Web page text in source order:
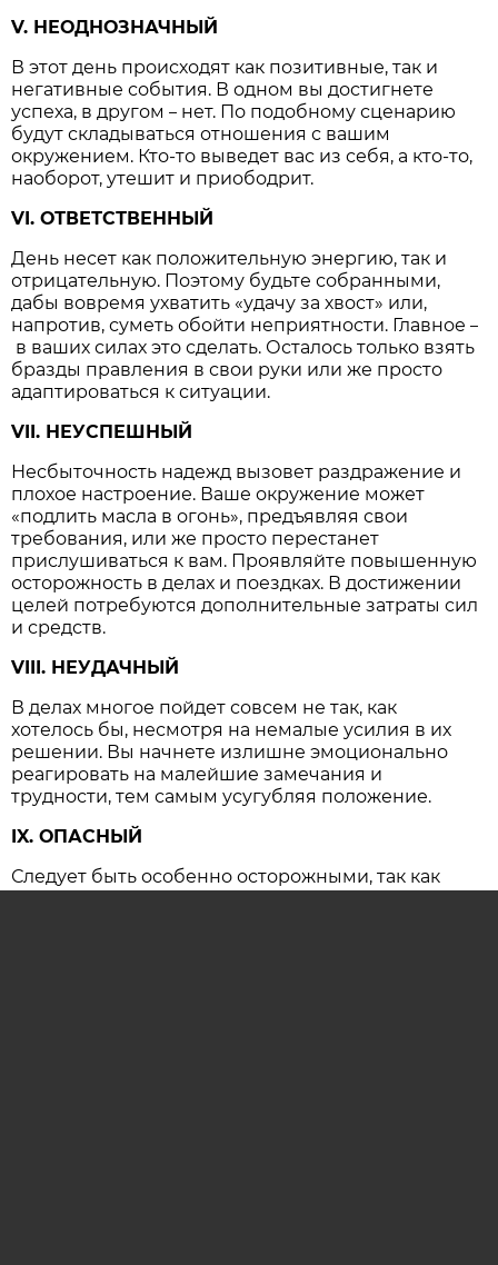
V. НЕОДНОЗНАЧНЫЙ
В этот день происходят как позитивные, так и
негативные события. В одном вы достигнете
успеха, в другом– нет. По подобному сценарию
будут складываться отношения с вашим
окружением. Кто-то выведет вас из себя, а кто-то,
наоборот, утешит и приободрит.
VI. ОТВЕТСТВЕННЫЙ
День несет как положительную энергию, так и
отрицательную. Поэтому будьте собранными,
дабы вовремя ухватить «удачу за хвост» или,
напротив, суметь обойти неприятности. Главное–
в ваших силах это сделать. Осталось только взять
бразды правления в свои руки или же просто
адаптироваться к ситуации.
VII. НЕУСПЕШНЫЙ
Несбыточность надежд вызовет раздражение и
плохое настроение. Ваше окружение может
«подлить масла в огонь», предъявляя свои
требования, или же просто перестанет
прислушиваться к вам. Проявляйте повышенную
осторожность в делах и поездках. В достижении
целей потребуются дополнительные затраты сил
и средств.
VIII. НЕУДАЧНЫЙ
В делах многое пойдет совсем не так, как
хотелось бы, несмотря на немалые усилия в их
решении. Вы начнете излишне эмоционально
реагировать на малейшие замечания и
трудности, тем самым усугубляя положение.
IX. ОПАСНЫЙ
Следует быть особенно осторожными, так как